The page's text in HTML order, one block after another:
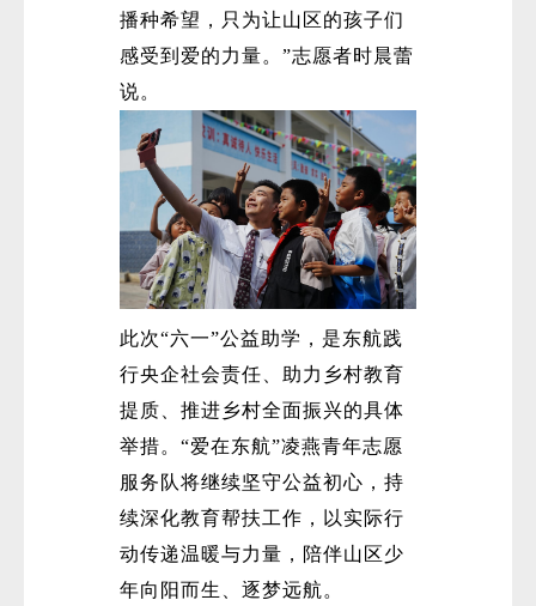
播种希望，只为让山区的孩子们
感受到爱的力量。”志愿者时晨蕾
说。
此次“六一”公益助学，是东航践
行央企社会责任、助力乡村教育
提质、推进乡村全面振兴的具体
举措。“爱在东航”凌燕青年志愿
服务队将继续坚守公益初心，持
续深化教育帮扶工作，以实际行
动传递温暖与力量，陪伴山区少
年向阳而生、逐梦远航。